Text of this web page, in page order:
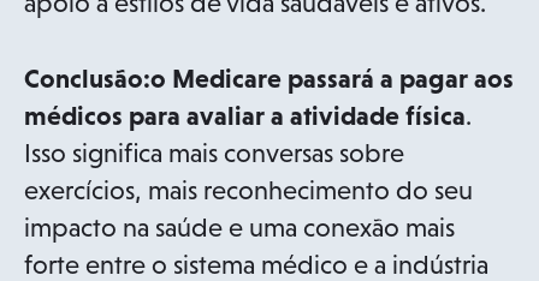
Conclusão:o Medicare passará a pagar aos
médicos para avaliar a atividade física.
Isso significa mais conversas sobre
exercícios, mais reconhecimento do seu
impacto na saúde e uma conexão mais
forte entre o sistema médico e a indústria